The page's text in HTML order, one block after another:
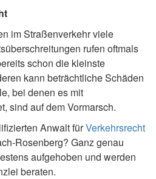
im Straßenverkehr viele
rufen oftmals
schon die kleinste
kann beträchtliche Schäden
bei denen es mit
sind auf dem Vormarsch.
Anwalt fürVerkehrsrecht
Rosenberg? Ganz genau
aufgehoben und werden
beraten.